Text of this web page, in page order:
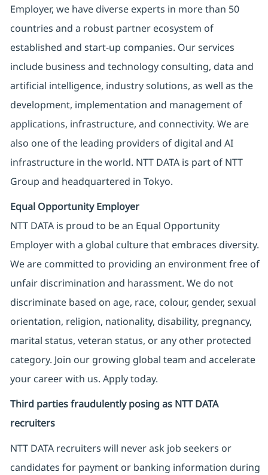
Employer, we have diverse experts in more than 50
countries and a robust partner ecosystem of
established and start-up companies. Our services
include business and technology consulting, data and
artificial intelligence, industry solutions, as well as the
development, implementation and management of
applications, infrastructure, and connectivity. We are
also one of the leading providers of digital and AI
infrastructure in the world. NTT DATA is part of NTT
Group and headquartered in Tokyo.
Equal Opportunity Employer
NTT DATA is proud to be an Equal Opportunity
Employer with a global culture that embraces diversity.
We are committed to providing an environment free of
unfair discrimination and harassment. We do not
discriminate based on age, race, colour, gender, sexual
orientation, religion, nationality, disability, pregnancy,
marital status, veteran status, or any other protected
category. Join our growing global team and accelerate
your career with us. Apply today.
Third parties fraudulently posing as NTT DATA
recruiters
NTT DATA recruiters will never ask job seekers or
candidates for payment or banking information during